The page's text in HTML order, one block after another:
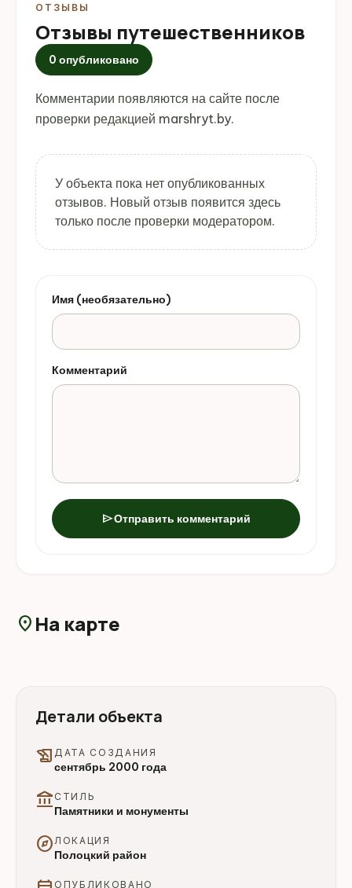
ОТЗЫВЫ
Отзывы путешественников
0 опубликовано
Комментарии появляются на сайте после
проверки редакцией marshryt.by.
У объекта пока нет опубликованных
отзывов. Новый отзыв появится здесь
только после проверки модератором.
Имя (необязательно)
Комментарий
sendОтправить комментарий
location_on На карте
Детали объекта
history_edu ДАТА СОЗДАНИЯ
сентябрь 2000 года
account_balance СТИЛЬ
Памятники и монументы
explore ЛОКАЦИЯ
Полоцкий район
ОПУБЛИКОВАНО